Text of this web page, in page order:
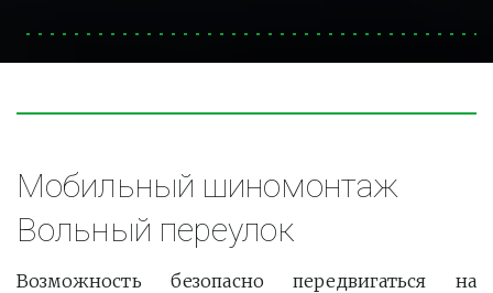
Мобильный шиномонтаж
Вольный переулок
Возможность безопасно передвигаться на